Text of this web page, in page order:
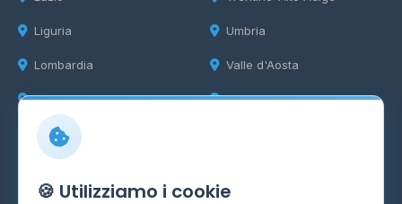
Liguria
Lombardia
Marche
Umbria
Valle d'Aosta
Veneto
Info
Cos'è il GPL
🍪 Utilizziamo i cookie